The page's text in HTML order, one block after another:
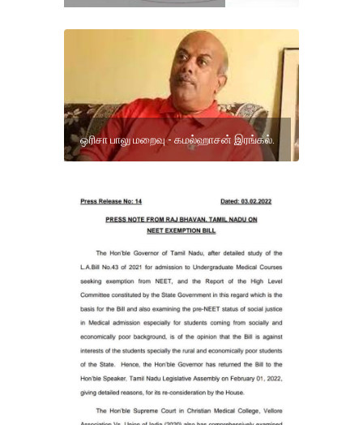
ஒரிசா பாலு மறைவு - கமல்ஹாசன் இரங்கல்.